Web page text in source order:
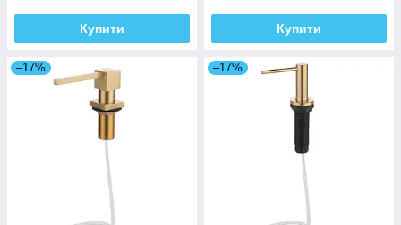
Купити Купити
–17% –17%